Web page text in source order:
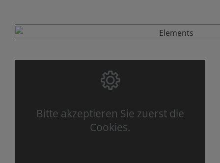
Bitte akzeptieren Sie zuerst die
Cookies.